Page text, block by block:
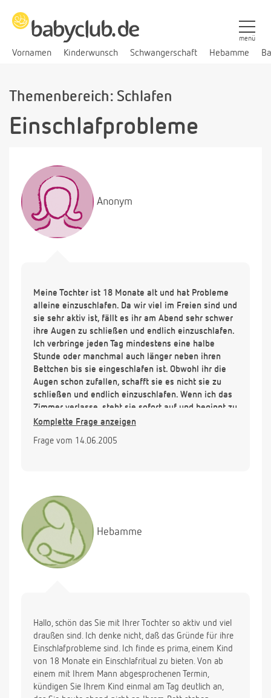
Vornamen Kinderwunsch Schwangerschaft Hebamme
menü
Themenbereich: Schlafen
Einschlafprobleme
Anonym
Meine Tochter ist 18 Monate alt und hat Probleme
alleine einzuschlafen. Da wir viel im Freien sind und
sie sehr aktiv ist, fällt es ihr am Abend sehr schwer
ihre Augen zu schließen und endlich einzuschlafen.
Ich verbringe jeden Tag mindestens eine halbe
Stunde oder manchmal auch länger neben ihren
Bettchen bis sie eingeschlafen ist. Obwohl ihr die
Augen schon zufallen, schafft sie es nicht sie zu
schließen und endlich einzuschlafen. Wenn ich das
Zimmer verlasse, steht sie sofort auf und beginnt zu
weinen. Sie hört erst wieder auf, wenn ich das
um es zu trösten und ihr klar zu machen, dass ich
nicht ein. Wenn ich sie zum einschlafen in unser
Bett hole, schläft sie nicht ein. Da tollt sie nur
herum. Also kann ich mich zum schlafen gehen
nicht neben sie hinlegen. Was kann ich machen um
ihr das alleine schlafen schmackhaft zu machen? Es
zerrt an den Nerven jeden Tag neben dem Bettchen
Komplette Frage anzeigen
Frage vom 14.06.2005
Hebamme
Hallo, schön das Sie mit Ihrer Tochter so aktiv und viel
draußen sind. Ich denke nicht, daß das Gründe für ihre
Einschlafprobleme sind. Ich finde es prima, einem Kind
von 18 Monate ein Einschlafritual zu bieten. Von ab
einem mit Ihrem Mann abgesprochenen Termin,
kündigen Sie Ihrem Kind einmal am Tag deutlich an,